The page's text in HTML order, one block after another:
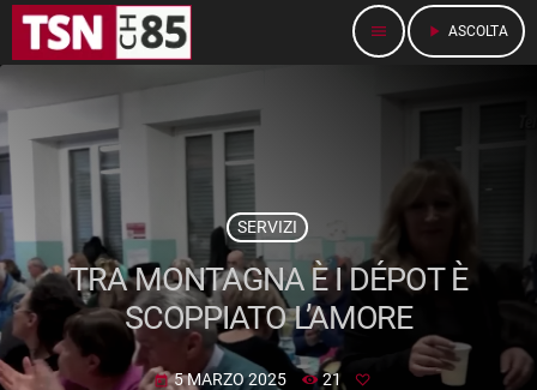
menu play_arrow ASCOLTA
SERVIZI
TRA MONTAGNA È I DÉPOT È
SCOPPIATO L’AMORE
today 5 MARZO 2025 21